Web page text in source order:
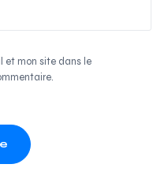
et mon site dans le